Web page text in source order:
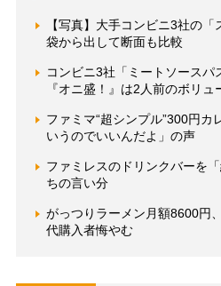
【写真】大手コンビニ3社の
袋から出して断面も比較
コンビニ3社「ミートソース
『オニ盛！』は2人前のボリュ
ファミマ“超シンプル”300円カ
いうのでいいんだよ」の声
ファミレスのドリンクバーを
ちの言い分
がっつりラーメン月額8600円
代購入者悔やむ